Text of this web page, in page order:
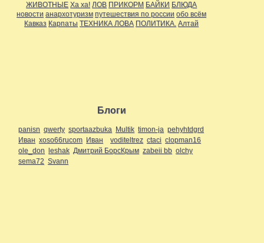
ЖИВОТНЫЕ Ха ха! ЛОВ ПРИКОРМ БАЙКИ БЛЮДА
новости анархотуризм путешествия по россии обо всём
Кавказ Карпаты ТЕХНИКА ЛОВА ПОЛИТИКА. Алтай
Блоги
panisn qwerty sportaazbuka Multik timon-ja pehyhtdgrd
Иван xoso66rucom Иван voditeltrez ctaci clopman16
ole_don leshak Дмитрий БорсКрым zabeii bb olchy
sema72 Svann